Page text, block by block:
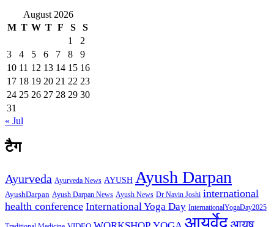
August 2026
M T W T F S
S
1
2
3
4 5 6 7 8
9
10 11 12 13 14 15 16
17 18 19 20 21 22 23
24 25 26 27 28 29 30
31
« Jul
टैग
Ayurveda Ayurveda News AYUSH Ayush Darpan
AyushDarpan Ayush Darpan News Ayush News Dr Navin Joshi international
health conference International Yoga Day InternationalYogaDay2025
आयुर्वेद